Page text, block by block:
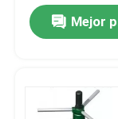
Visita a la
Contacto
Mejor